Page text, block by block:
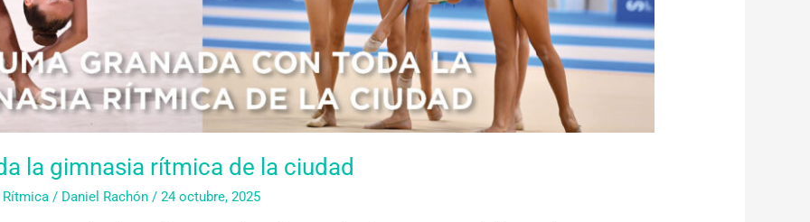
la gimnasia rítmica de la ciudad
/ Daniel Rachón /24 octubre, 2025